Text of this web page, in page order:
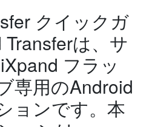
クイックガ
は、サ
フラッ
専用のAndroid
ョンです。本